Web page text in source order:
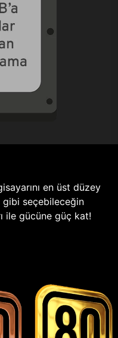
en üst düzey
gibi seçebileceğin
ile gücüne güç kat!